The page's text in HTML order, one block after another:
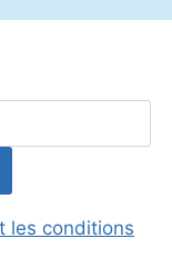
les conditions